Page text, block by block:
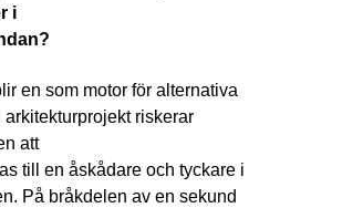
i
en som motor för alternativa
arkitekturprojekt riskerar
att
till en åskådare och tyckare i
På bråkdelen av en sekund